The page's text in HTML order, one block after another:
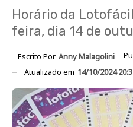
Horário da
feira, dia 14 de
Escrito Por Anny Malagolini
Atualizado em 14/10/2024